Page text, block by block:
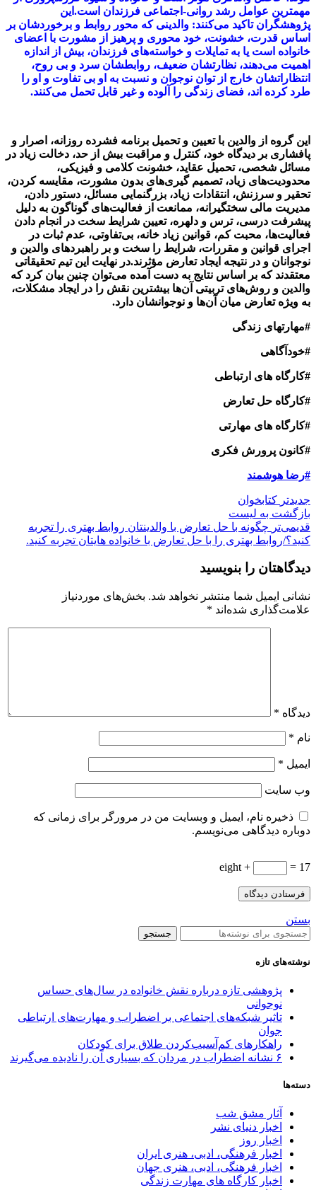
مهمترین عوامل رشد روانی-اجتماعی فرزندان است.این
پژوهشگران تاکید می‌کنند: والدینی که محور روابط و برخوردشان بر
اساس قدرت، خشونت، خود محوری و پرهیز از مشورت با اعضای
خانواده است یا به تمایلات و خواسته‌های فرزندان، بیش از اندازه
اهمیت می‌دهند، نظارتشان ضعیف، روابطشان سرد و بی روح،
انتظاراتشان خارج از توان نوجوان و نسبت به او بی تفاوت و او را
طرد کرده اند، فضای زندگی را آلوده و غیر قابل تحمل می‌کنند.
این گروه از والدین با تعیین و تحمیل برنامه فشرده روزانه، اصرار و
پافشاری بر دیدگاه خود، کنترل و مراقبت بیش از حد، دخالت زیاد در
مسائل شخصی، تحمیل عقاید، خشونت کلامی و فیزیکی،
محدودیت‌های زیاد، تصمیم گیری‌های بدون مشورت، مقایسه کردن،
تحقیر و سرزنش، انتقادات زیاد، بزرگنمایی مسائل، دستور دادن،
مدیریت مالی سختگیرانه، ممانعت از فعالیت‌های گوناگون به دلیل
پیشرفت درسی، ترس و دلهره، تعیین شرایط سخت در انجام دادن
فعالیت‌ها، محبت کم، قوانین زیاد خانه، بی‌تفاوتی، عدم ثبات در
اجرای قوانین و مقررات، شرایط را سخت و بر راهبردهای والدین و
نوجوانان و در نتیجه ایجاد تعارض مؤثرند.در نهایت این تیم تحقیقاتی
معتقدند که بر اساس نتایج به دست آمده می‌توان چنین بیان کرد که
والدین و روش‌های تربیتی آن‌ها بیشترین نقش را در ایجاد مشکلات،
به ویژه تعارض میان آن‌ها و نوجوانشان دارد.
#مهارتهای زندگی
#خودآگاهی
#کارگاه های ارتباطی
#کارگاه حل تعارض
#کارگاه های مهارتی
#کانون پرورش فکری
#رضا هوشمند
جدیدتر کتابخوان
بازگشت بە لیست
قدیمی‌تر چگونه با حل تعارض با والدینتان روابط بهتری را تجربه
کنید؟/روابط بهتری را با حل تعارض با خانواده هایتان تجربه کنید.
دیدگاهتان را بنویسید
نشانی ایمیل شما منتشر نخواهد شد. بخش‌های موردنیاز
علامت‌گذاری شده‌اند *
دیدگاه *
نام *
ایمیل *
وب‌ سایت
ذخیره نام، ایمیل و وبسایت من در مرورگر برای زمانی که
دوباره دیدگاهی می‌نویسم.
eight + = 17
بستن
جستجو
نوشته‌های تازه
پژوهشی تازه درباره نقش خانواده در سال‌های حساس
نوجوانی
تاثیر شبکه‌های اجتماعی بر اضطراب و مهارت‌های ارتباطی
جوان
راهکارهای کم‌آسیب‌کردن طلاق برای کودکان
۶ نشانه اضطراب در مردان که بسیاری آن را نادیده می‌گیرند
دسته‌ها
آثار مشق شب
اخبار دنیای نشر
اخبار روز
اخبار فرهنگی، ادبی، هنری ایران
اخبار فرهنگی، ادبی، هنری جهان
اخبار کارگاه های مهارت زندگی